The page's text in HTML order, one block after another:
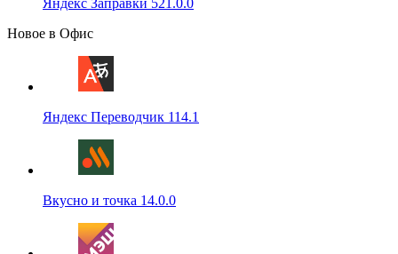
Яндекс Заправки 521.0.0
Новое в Офис
Яндекс Переводчик 114.1
Вкусно и точка 14.0.0